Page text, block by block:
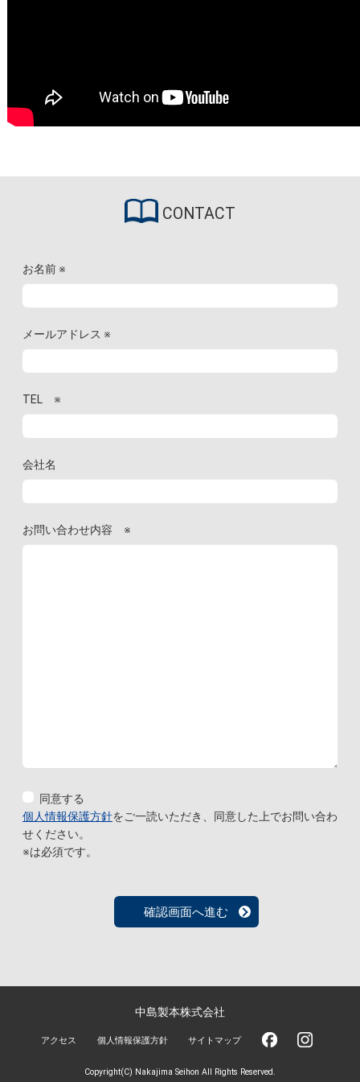
CONTACT
お名前 ※
メールアドレス ※
TEL ※
会社名
お問い合わせ内容 ※
同意する
個人情報保護方針をご一読いただき、同意した上でお問い合わ
せください。
※は必須です。
中島製本株式会社
アクセス 個人情報保護方針 サイトマップ
Copyright(C) Nakajima Seihon All Rights Reserved.